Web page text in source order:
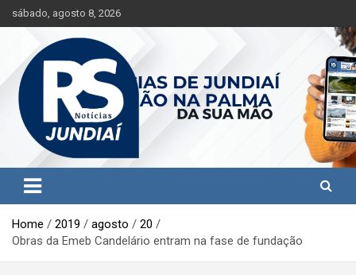
k
t
sábado, agosto 8, 2026
RS Notícias Jundiaí
Jundiaí e região na palma da sua mão!
Home 2019 agosto
20
Obras da Emeb Candelário entram na fase de fundação